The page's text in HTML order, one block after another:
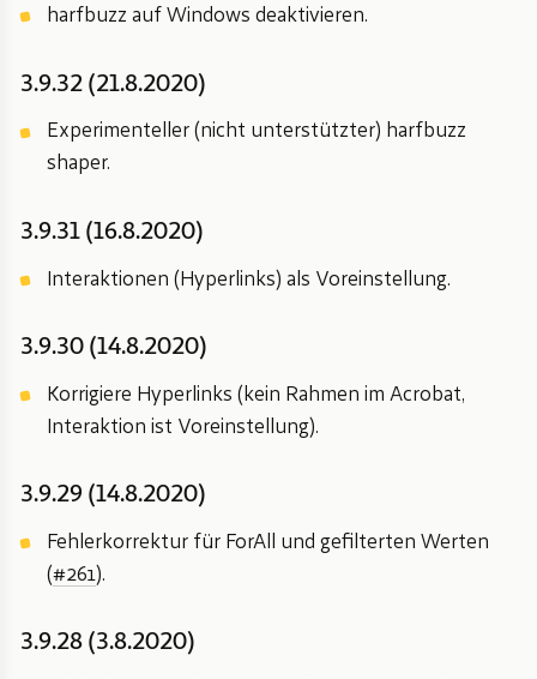
harfbuzz auf Windows deaktivieren.
3.9.32 (21.8.2020)
Experimenteller (nicht unterstützter) harfbuzz
shaper.
3.9.31 (16.8.2020)
Interaktionen (Hyperlinks) als Voreinstellung.
3.9.30 (14.8.2020)
Korrigiere Hyperlinks (kein Rahmen im Acrobat,
Interaktion ist Voreinstellung).
3.9.29 (14.8.2020)
Fehlerkorrektur für ForAll und gefilterten Werten
(#261).
3.9.28 (3.8.2020)